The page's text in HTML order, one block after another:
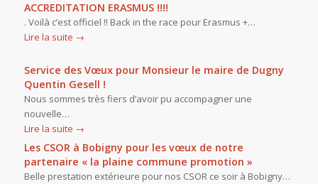
ACCREDITATION ERASMUS !!!!
. Voilà c’est officiel !! Back in the race pour Erasmus +…
Lire la suite →
Service des Vœux pour Monsieur le maire de Dugny
Quentin Gesell !
Nous sommes très fiers d’avoir pu accompagner une
nouvelle…
Lire la suite →
Les CSOR à Bobigny pour les vœux de notre
partenaire « la plaine commune promotion »
Belle prestation extérieure pour nos CSOR ce soir à Bobigny…